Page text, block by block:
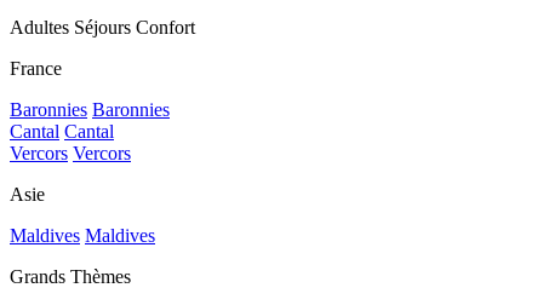
Adultes Séjours Confort
France
Baronnies Baronnies
Cantal Cantal
Vercors Vercors
Asie
Maldives Maldives
Grands Thèmes